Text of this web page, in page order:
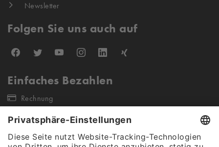
Newsletter
Folgen Sie uns auch auf
Einfaches Bezahlen
Rechnung
Unsere Versandpartner